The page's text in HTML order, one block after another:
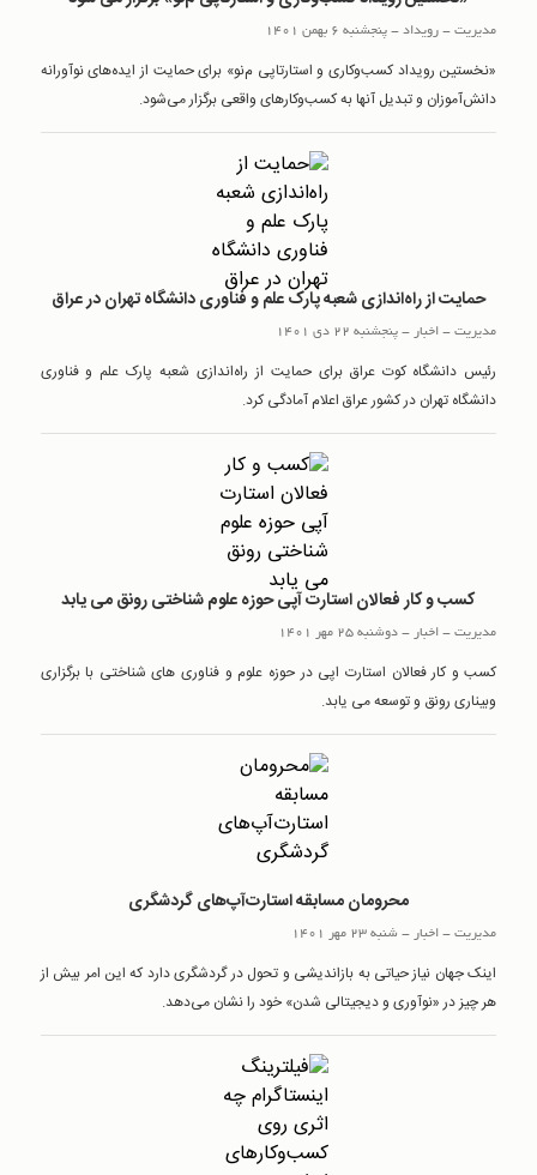
مدیریت-رويداد-پنجشنبه 6 بهمن 1401
«نخستین رویداد کسب‌وکاری و استارتاپی ‌م‌نو» برای حمایت از ایده‌های نوآورانه
دانش‌آموزان و تبدیل آنها به کسب‌وکارهای واقعی برگزار می‌شود.
حمایت از راه‌اندازی شعبه پارک علم و فناوری دانشگاه تهران در عراق
مدیریت-اخبار -پنجشنبه 22 دی 1401
رئیس دانشگاه کوت عراق برای حمایت از راه‌اندازی شعبه پارک علم و فناوری
دانشگاه تهران در کشور عراق اعلام آمادگی کرد.
کسب و کار فعالان استارت آپی حوزه علوم شناختی رونق می یابد
مدیریت-اخبار -دوشنبه 25 مهر 1401
کسب و کار فعالان استارت اپی در حوزه علوم و فناوری های شناختی با برگزاری
وبیناری رونق و توسعه می یابد.
محرومان مسابقه استارت‌آپ‌های گردشگری
مدیریت-اخبار - شنبه 23 مهر 1401
اینک جهان نیاز حیاتی به بازاندیشی و تحول در گردشگری دارد که این امر بیش از
هر چیز در «نوآوری و دیجیتالی شدن» خود را نشان می‌دهد.